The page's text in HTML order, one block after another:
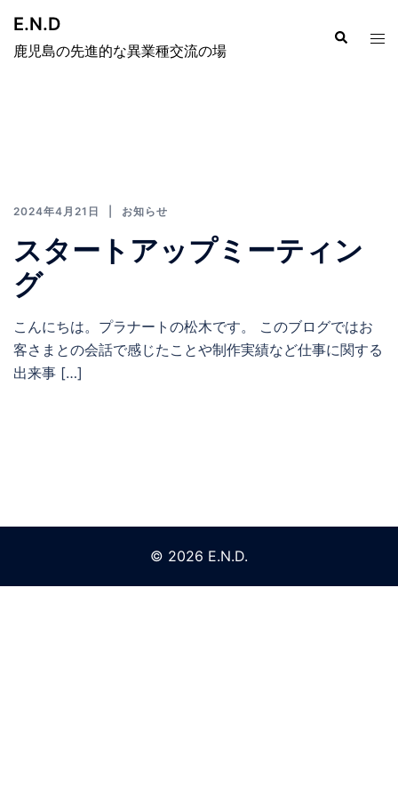
E.N.D
鹿児島の先進的な異業種交流の場
2024年4月21日 お知らせ
スタートアップミーティン
グ
こんにちは。プラナートの松木です。 このブログではお
客さまとの会話で感じたことや制作実績など仕事に関する
出来事 […]
© 2026 E.N.D.